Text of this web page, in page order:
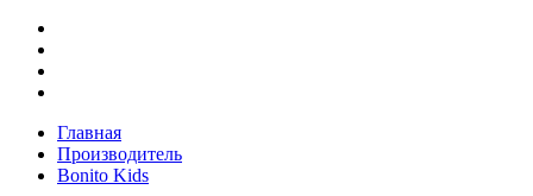
Главная
Производитель
Bonito Kids